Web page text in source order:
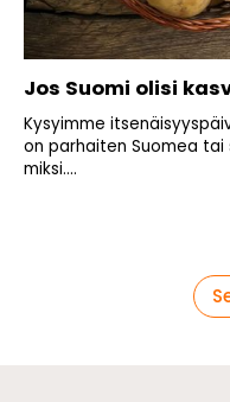
Jos Suomi olisi
Kysyimme
on parhaiten Suomea
miksi....